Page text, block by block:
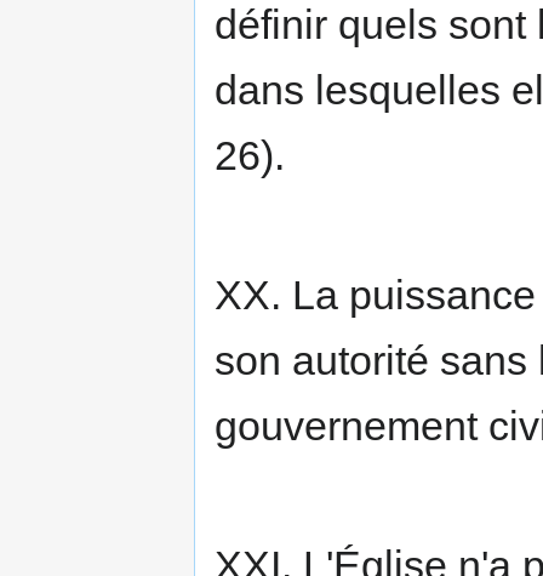
définir quels sont
dans lesquelles
26).
XX. La
son autorité
gouvernement
XXI. L'Église n'a